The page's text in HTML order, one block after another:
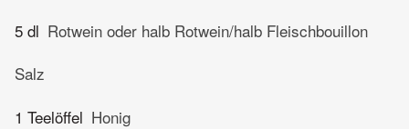
5 dl Rotwein oder halb Rotwein/halb Fleischbouillon
Salz
1 Teelöffel Honig